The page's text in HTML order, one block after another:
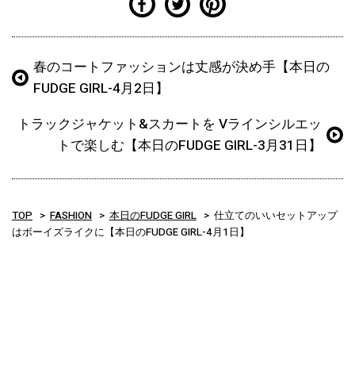
春のコートファッションは丈感が決め手【本日の
FUDGE GIRL-4月2日】
トラックジャケット&スカートを Vラインシルエッ
トで楽しむ【本日のFUDGE GIRL-3月31日】
TOP FASHION 本日のFUDGE GIRL
仕立てのいいセットアップ
はボーイズライクに【本日のFUDGE GIRL-4月1日】